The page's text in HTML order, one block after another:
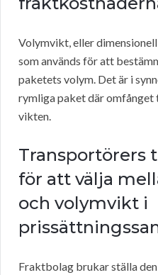
Volymvikt, eller
som används för att
paketets volym. Det är i
rymliga paket där
vikten.
Transportörers
för att välja
och volymvikt i
Fraktbolag brukar ställa